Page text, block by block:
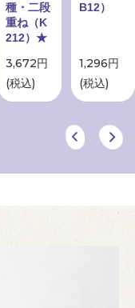
種・二段
重ね（K
212）★
3,672円
(税込)
B12）
1,296円
(税込)